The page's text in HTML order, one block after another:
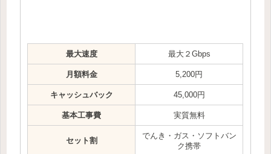
最大速度 最大２Gbps
月額料金 5,200円
キャッシュバック 45,000円
基本工事費 実質無料
セット割
でんき・ガス・ソフトバン
ク携帯